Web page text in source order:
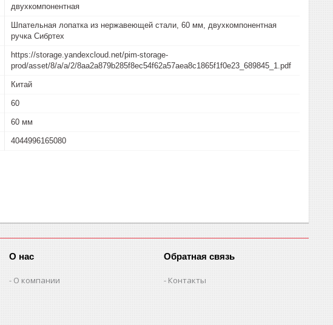
двухкомпонентная
Шпательная лопатка из нержавеющей стали, 60 мм, двухкомпонентная
ручка Сибртех
https://storage.yandexcloud.net/pim-storage-
prod/asset/8/a/a/2/8aa2a879b285f8ec54f62a57aea8c1865f1f0e23_689845_1.pdf
Китай
60
60 мм
4044996165080
О нас
О компании
Обратная связь
Контакты